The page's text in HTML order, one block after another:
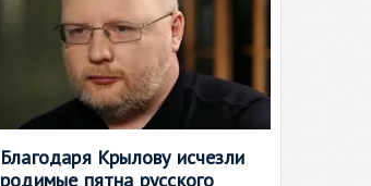
Благодаря Крылову исчезли
родимые пятна русского